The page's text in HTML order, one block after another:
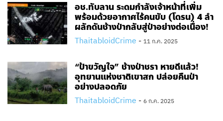
อช.ทับลาน ระดมกำลังเจ้าหน้าที่เพิ่ม
พร้อมด้วยอากาศไร้คนขับ (โดรน) 4 ลำ
ผลักดันช้างป่ากลับสู่ป่าอย่างต่อเนื่อง!
ThaitabloidCrime - 11 ก.ค. 2025
“ป้าขวัญใจ” ช้างป่าชรา หายดีแล้ว!
อุทยานแห่งชาติเขาสก ปล่อยคืนป่า
อย่างปลอดภัย
ThaitabloidCrime - 6 ก.ค. 2025